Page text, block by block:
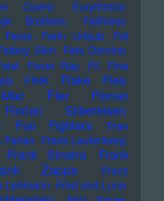
Cicero
Eurythmics
Brothers
Faithless
Farce Farin Urlaub
Fat
Slim Fats Domino
Fever Ray Fil
Fine
FINK Flake
Flea
Fler
Florian
Florian Silbereisen
Foo Fighters
Fran
Farian Frank Laufenberg
Frank Sinatra
Frank
Zappa
Franz
Lehmann Fred und Luna